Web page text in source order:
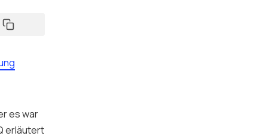
es war
erläutert